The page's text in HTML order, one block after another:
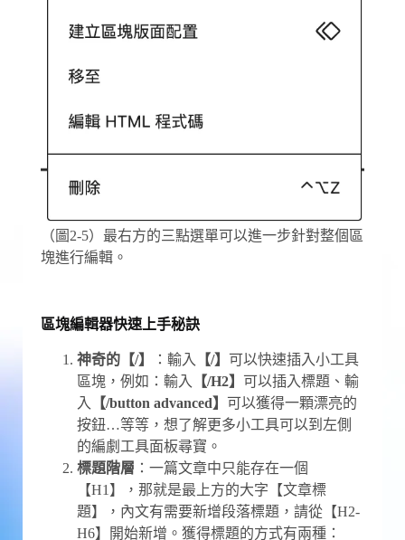
（圖2-5）最右方的三點選單可以進一步針對整個區
塊進行編輯。
區塊編輯器快速上手秘訣
神奇的【/】 ：輸入 【/】 可以快速插入小工具
區塊，例如：輸入
【/H2】 可以插入標題、輸
入
【/button advanced】 可以獲得一顆漂亮的
按鈕…等等，想了解更多小工具可以到左側
的編劇工具面板尋寶。
標題階層 ：一篇文章中只能存在一個
【H1】，那就是最上方的大字【文章標
題】，內文有需要新增段落標題，請從【H2-
H6】開始新增。獲得標題的方式有兩種：